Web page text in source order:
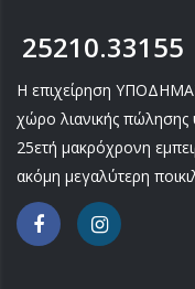
25210.33155
Η επιχείρηση
χώρο λιανικής
25ετή μακρόχρονη
ακόμη μεγαλύτερη